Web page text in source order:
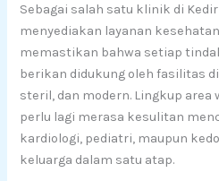
Sebagai salah satu klinik di
menyediakan layanan
memastikan bahwa setiap
berikan didukung oleh fasilitas
steril, dan modern. Lingkup
perlu lagi merasa kesulitan
kardiologi, pediatri, maupun
keluarga dalam satu atap.